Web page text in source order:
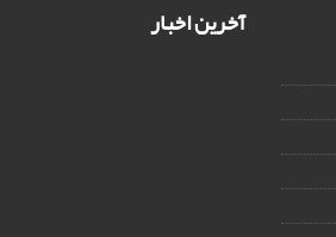
آخرین اخبار